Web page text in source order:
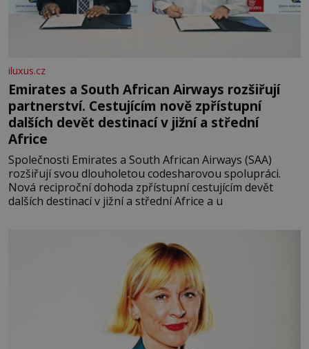
iluxus.cz
Emirates a South African Airways rozšiřují
partnerství. Cestujícím nově zpřístupní
dalších devět destinací v jižní a střední
Africe
Společnosti Emirates a South African Airways (SAA)
rozšiřují svou dlouholetou codesharovou spolupráci.
Nová reciproční dohoda zpřístupní cestujícím devět
dalších destinací v jižní a střední Africe a u